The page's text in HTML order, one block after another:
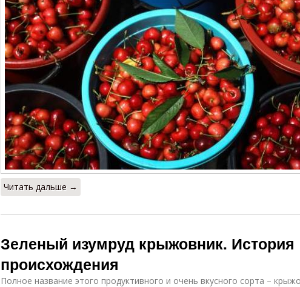
Читать дальше →
Зеленый изумруд крыжовник. История
происхождения
Полное название этого продуктивного и очень вкусного сорта –